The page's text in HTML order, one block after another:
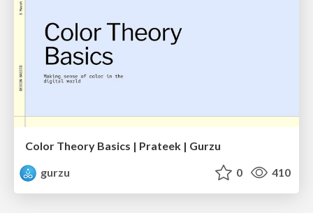
Color Theory Basics | Prateek | Gurzu
gurzu
0 410